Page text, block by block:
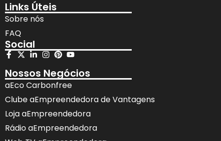
Links Úteis
Sobre nós
FAQ
Social
Nossos Negócios
aEco Carbonfree
Clube aEmpreendedora de Vantagens
Loja aEmpreendedora
Rádio aEmpreendedora